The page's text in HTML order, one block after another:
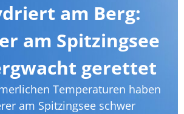
am Berg:
am Spitzingsee
gerettet
Temperaturen haben
am Spitzingsee schwer